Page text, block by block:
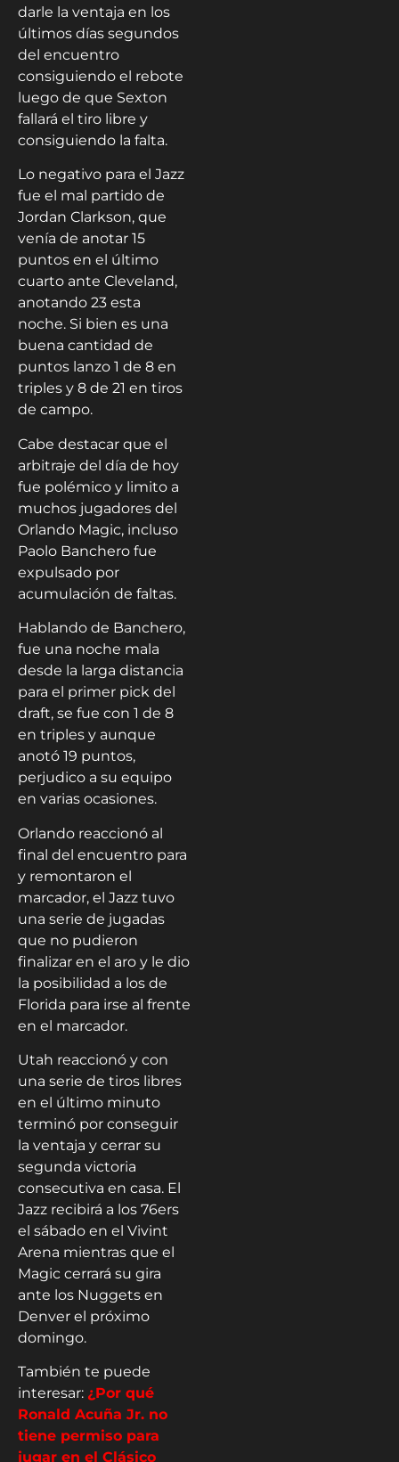
darle la ventaja en los
últimos días segundos
del encuentro
consiguiendo el rebote
luego de que Sexton
fallará el tiro libre y
consiguiendo la falta.
Lo negativo para el Jazz
fue el mal partido de
Jordan Clarkson, que
venía de anotar 15
puntos en el último
cuarto ante Cleveland,
anotando 23 esta
noche. Si bien es una
buena cantidad de
puntos lanzo 1 de 8 en
triples y 8 de 21 en tiros
de campo.
Cabe destacar que el
arbitraje del día de hoy
fue polémico y limito a
muchos jugadores del
Orlando Magic, incluso
Paolo Banchero fue
expulsado por
acumulación de faltas.
Hablando de Banchero,
fue una noche mala
desde la larga distancia
para el primer pick del
draft, se fue con 1 de 8
en triples y aunque
anotó 19 puntos,
perjudico a su equipo
en varias ocasiones.
Orlando reaccionó al
final del encuentro para
y remontaron el
marcador, el Jazz tuvo
una serie de jugadas
que no pudieron
finalizar en el aro y le dio
la posibilidad a los de
Florida para irse al frente
en el marcador.
Utah reaccionó y con
una serie de tiros libres
en el último minuto
terminó por conseguir
la ventaja y cerrar su
segunda victoria
consecutiva en casa. El
Jazz recibirá a los 76ers
el sábado en el Vivint
Arena mientras que el
Magic cerrará su gira
ante los Nuggets en
Denver el próximo
domingo.
También te puede
interesar: ¿Por qué
Ronald Acuña Jr. no
tiene permiso para
jugar en el Clásico